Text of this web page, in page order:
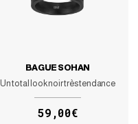
BAGUE SOHAN
Un total look noir très tendance
59,00€